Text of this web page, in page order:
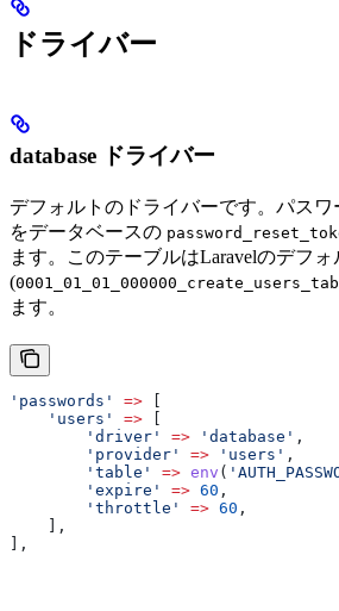
ドライバー
database ドライバー
デフォルトのドライバーです。パス
をデータベースの
ます。このテーブルはLaravelのデフ
(
ます。
'passwords' => [
    'users'
=> [
        'driver'
=> 'database' ,
        'provider'
=> 'users' ,
        'table'
=> env (
        'expire'
=> 60 ,
        'throttle'
=> 60 ,
    ],
],